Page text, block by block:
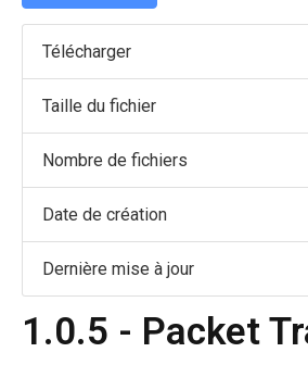
Télécharger
Taille du fichier
Nombre de fichiers
Date de création
Dernière mise à jour
1.0.5 - Packet